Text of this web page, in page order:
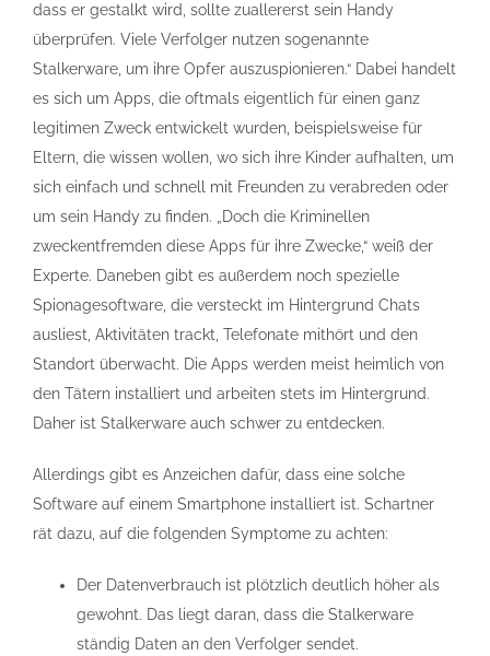
dass er gestalkt wird, sollte zuallererst sein Handy
überprüfen. Viele Verfolger nutzen sogenannte
Stalkerware, um ihre Opfer auszuspionieren.“ Dabei handelt
es sich um Apps, die oftmals eigentlich für einen ganz
legitimen Zweck entwickelt wurden, beispielsweise für
Eltern, die wissen wollen, wo sich ihre Kinder aufhalten, um
sich einfach und schnell mit Freunden zu verabreden oder
um sein Handy zu finden. „Doch die Kriminellen
zweckentfremden diese Apps für ihre Zwecke,“ weiß der
Experte. Daneben gibt es außerdem noch spezielle
Spionagesoftware, die versteckt im Hintergrund Chats
ausliest, Aktivitäten trackt, Telefonate mithört und den
Standort überwacht. Die Apps werden meist heimlich von
den Tätern installiert und arbeiten stets im Hintergrund.
Daher ist Stalkerware auch schwer zu entdecken.
Allerdings gibt es Anzeichen dafür, dass eine solche
Software auf einem Smartphone installiert ist. Schartner
rät dazu, auf die folgenden Symptome zu achten:
Der Datenverbrauch ist plötzlich deutlich höher als
gewohnt. Das liegt daran, dass die Stalkerware
ständig Daten an den Verfolger sendet.